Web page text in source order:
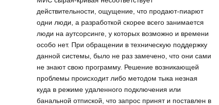
действительности, ощущение, что продают-пиарют
одни люди, а разработкой скорее всего занимается
люди на аутсорсинге, у которых возможно и времени
особо нет. При обращении в техническую поддержку
данной системы, было не раз замечено, что они сами
не знают свою программу. Решение возникающей
проблемы происходит либо методом тыка незная
куда в режиме удаленного подключения или
банальной отпиской, что запрос принят и поставлен в